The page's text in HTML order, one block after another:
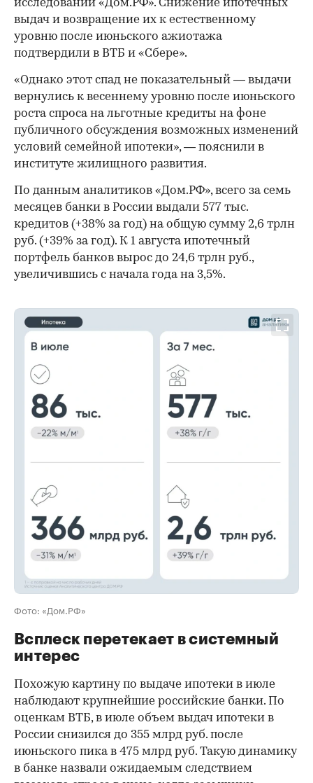
исследовании «Дом.РФ». Снижение ипотечных
выдач и возвращение их к естественному
уровню после июньского ажиотажа
подтвердили в ВТБ и «Сбере».
«Однако этот спад не показательный — выдачи
вернулись к весеннему уровню после июньского
роста спроса на льготные кредиты на фоне
публичного обсуждения возможных изменений
условий семейной ипотеки», — пояснили в
институте жилищного развития.
По данным аналитиков «Дом.РФ», всего за семь
месяцев банки в России выдали 577 тыс.
кредитов (+38% за год) на общую сумму 2,6 трлн
руб. (+39% за год). К 1 августа ипотечный
портфель банков вырос до 24,6 трлн руб.,
увеличившись с начала года на 3,5%.
Фото: «Дом.РФ»
Всплеск перетекает в системный
интерес
Похожую картину по выдаче ипотеки в июле
наблюдают крупнейшие российские банки. По
оценкам ВТБ, в июле объем выдач ипотеки в
России снизился до 355 млрд руб. после
июньского пика в 475 млрд руб. Такую динамику
в банке назвали ожидаемым следствием